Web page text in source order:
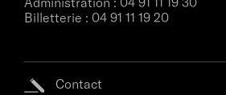
Billetterie : 04 91 11 19 20
Contact